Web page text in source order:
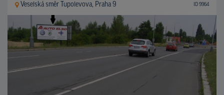
Veselská směr Tupolevova, Praha 9 ID 9964